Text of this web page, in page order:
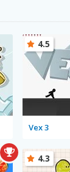
Vex 3
4.5
4.3